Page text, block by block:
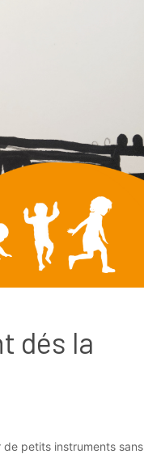
dés la
petits instruments sans